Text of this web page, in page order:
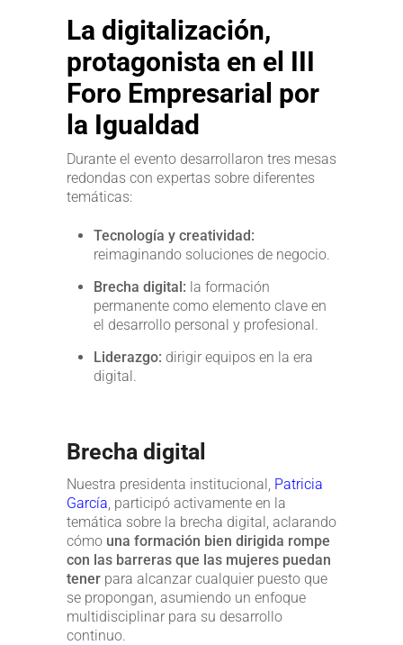
La digitalización,
protagonista en el III
Foro Empresarial por
la Igualdad
Durante el evento desarrollaron tres mesas
redondas con expertas sobre diferentes
temáticas:
Tecnología y creatividad:
reimaginando soluciones de negocio.
Brecha digital: la formación
permanente como elemento clave en
el desarrollo personal y profesional.
Liderazgo: dirigir equipos en la era
digital.
Brecha digital
Nuestra presidenta institucional, Patricia
García, participó activamente en la
temática sobre la brecha digital, aclarando
cómo una formación bien dirigida rompe
con las barreras que las mujeres puedan
tener para alcanzar cualquier puesto que
se propongan, asumiendo un enfoque
multidisciplinar para su desarrollo
continuo.